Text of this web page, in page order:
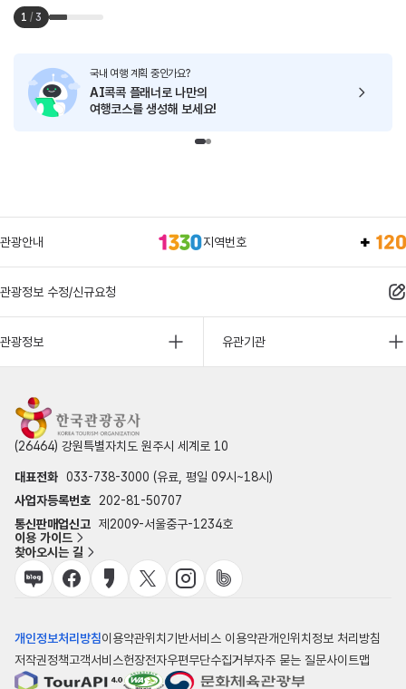
1 / 3
국내 여행 계획 중인가요?
AI콕콕 플래너로 나만의
여행코스를 생성해 보세요!
관광안내 지역번호
관광정보 수정/신규요청
관광정보 유관기관
(26464) 강원특별자치도 원주시 세계로 10
대표전화 033-738-3000 (유료, 평일 09시~18시)
사업자등록번호 202-81-50707
통신판매업신고 제2009-서울중구-1234호
이용 가이드
찾아오시는 길
개인정보처리방침이용약관위치기반서비스 이용약관개인위치정보 처리방침
저작권정책고객서비스헌장전자우편무단수집거부자주 묻는 질문사이트맵